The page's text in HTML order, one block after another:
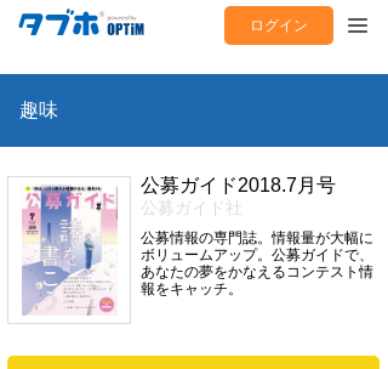
ログイン
趣味
公募ガイド2018.7月号
公募ガイド社
公募情報の専門誌。情報量が大幅に
ボリュームアップ。公募ガイドで、
あなたの夢をかなえるコンテスト情
報をキャッチ。